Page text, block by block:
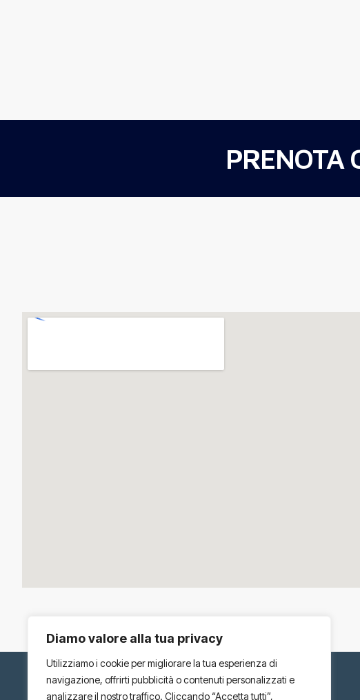
Diamo valore alla tua privacy
Utilizziamo i cookie per migliorare la tua esperienza di
navigazione, offrirti pubblicità o contenuti personalizzati e
analizzare il nostro traffico. Cliccando “Accetta tutti”,
PRENOTA